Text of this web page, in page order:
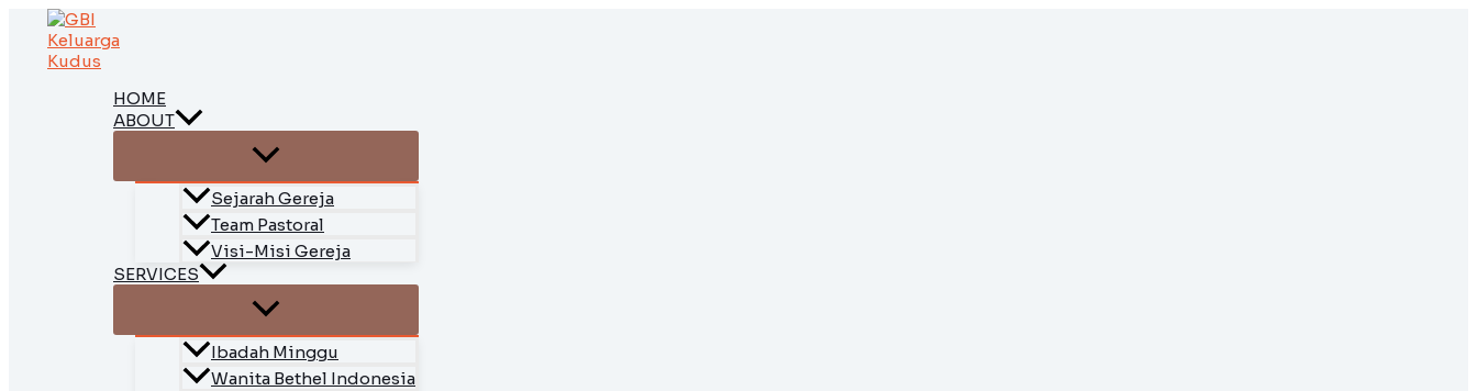
Skip
content
HOME
ABOUT
Sejarah Gereja
Team Pastoral
Visi-Misi Gereja
SERVICES
Ibadah Minggu
Wanita Bethel Indonesia